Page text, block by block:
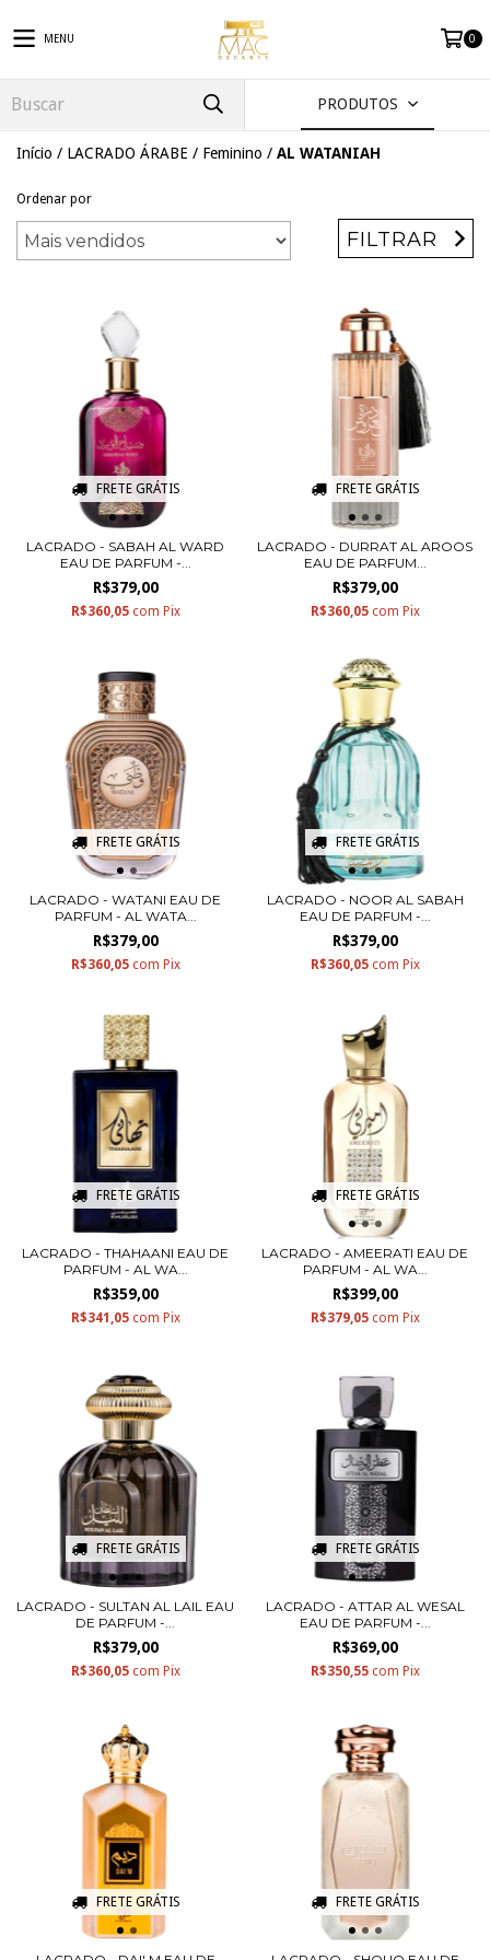
MENU 0
PRODUTOS
Início / LACRADO ÁRABE / Feminino / AL WATANIAH
Ordenar por
FILTRAR
FRETE GRÁTIS
LACRADO - SABAH AL WARD
EAU DE PARFUM -...
R$379,00
R$360,05 com Pix
FRETE GRÁTIS
LACRADO - DURRAT AL AROOS
EAU DE PARFUM...
R$379,00
R$360,05 com Pix
FRETE GRÁTIS
LACRADO - WATANI EAU DE
PARFUM - AL WATA...
R$379,00
R$360,05 com Pix
FRETE GRÁTIS
LACRADO - NOOR AL SABAH
EAU DE PARFUM -...
R$379,00
R$360,05 com Pix
FRETE GRÁTIS
LACRADO - THAHAANI EAU DE
PARFUM - AL WA...
R$359,00
R$341,05 com Pix
FRETE GRÁTIS
LACRADO - AMEERATI EAU DE
PARFUM - AL WA...
R$399,00
R$379,05 com Pix
FRETE GRÁTIS
LACRADO - SULTAN AL LAIL EAU
DE PARFUM -...
R$379,00
R$360,05 com Pix
FRETE GRÁTIS
LACRADO - ATTAR AL WESAL
EAU DE PARFUM -...
R$369,00
R$350,55 com Pix
FRETE GRÁTIS FRETE GRÁTIS